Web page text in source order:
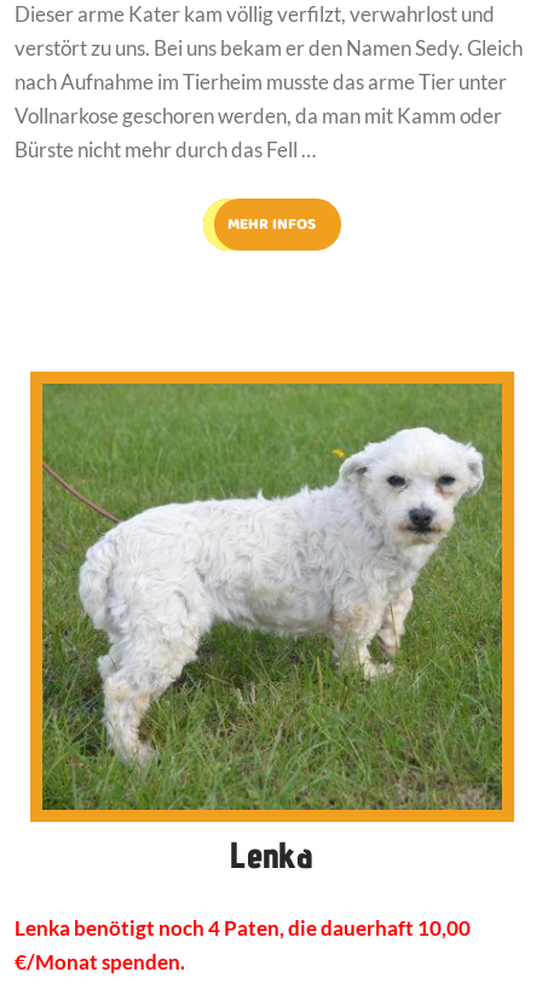
Dieser arme Kater kam völlig verfilzt, verwahrlost und
verstört zu uns. Bei uns bekam er den Namen Sedy. Gleich
nach Aufnahme im Tierheim musste das arme Tier unter
Vollnarkose geschoren werden, da man mit Kamm oder
Bürste nicht mehr durch das Fell …
MEHR INFOS
Lenka
Lenka benötigt noch 4 Paten, die dauerhaft 10,00
€/Monat spenden.